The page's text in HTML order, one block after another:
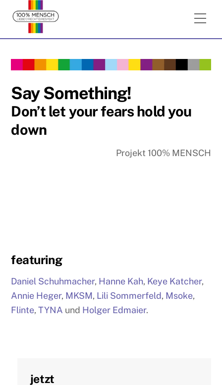
content
Say Something!
Don’t let your fears hold you
down
Projekt 100% MENSCH
featuring
Daniel Schuhmacher, Hanne Kah, Keye Katcher,
Annie Heger, MKSM, Lili Sommerfeld, Msoke,
Flinte,TYNA und Holger Edmaier.
jetzt